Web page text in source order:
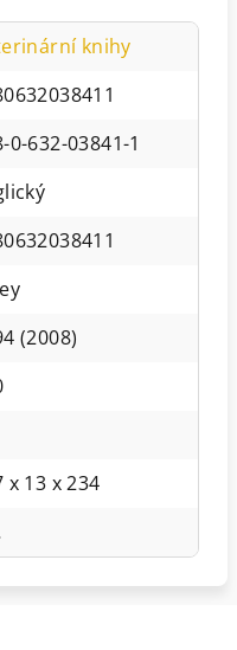
knihy
0-632-03841-1
(2008)
x 13 x 234